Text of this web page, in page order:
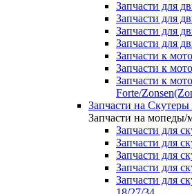
Запчасти для
Запчасти для
Запчасти для
Запчасти для
Запчасти к
Запчасти к
Запчасти к
Forte/
Запчасти на
Запчасти на
Запчасти для
Запчасти для
Запчасти для
Запчасти для
Запчасти для